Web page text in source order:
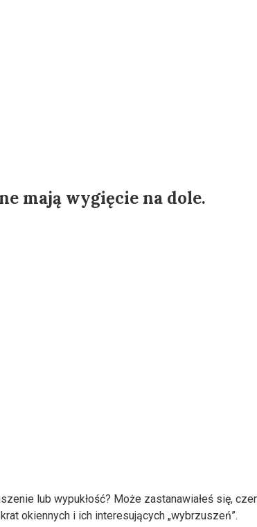
mają wygięcie na dole.
lub wypukłość? Może zastanawiałeś się,
okiennych i ich interesujących „wybrzuszeń”.